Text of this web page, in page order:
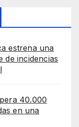
estrena una
de incidencias
40.000
en una